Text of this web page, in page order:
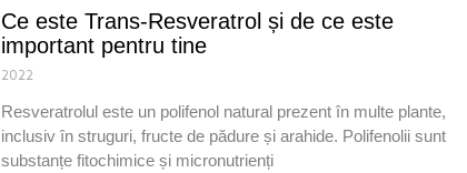
Ce este Trans-Resveratrol și de ce este
important pentru tine
2022
Resveratrolul este un polifenol natural prezent în multe plante,
inclusiv în struguri, fructe de pădure și arahide. Polifenolii sunt
substanțe fitochimice și micronutrienți